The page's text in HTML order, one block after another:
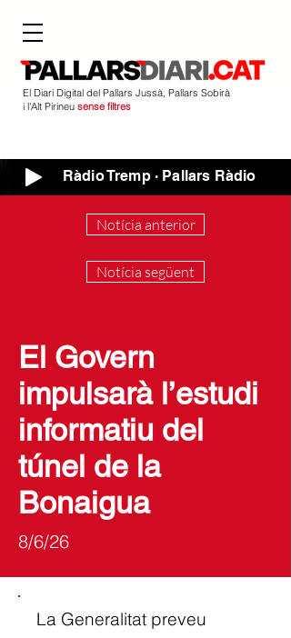
Ràdio Tremp · Pallars Ràdio
El Diari Digital del Pallars Jussà, Pallars Sobirà
i l'Alt Pirineu sense filtres
Notícia anterior
Notícia següent
El Govern
impulsarà l’estudi
informatiu del
túnel de la
Bonaigua
8/6/26
La Generalitat preveu